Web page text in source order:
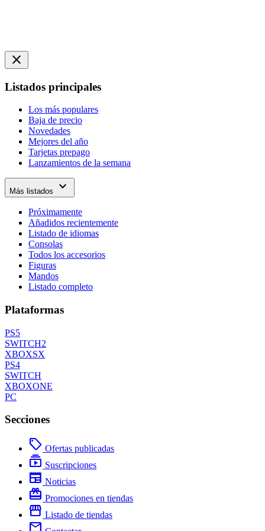
close
Listados principales
Los más populares
Baja de precio
Novedades
Mejores del año
Tarjetas prepago
Lanzamientos de la semana
Más listados expand_more
Próximamente
Añadidos recientemente
Listado de idiomas
Consolas
Todos los accesorios
Figuras
Mandos
Listado completo
Plataformas
PS5
SWITCH2
XBOXSX
PS4
SWITCH
XBOXONE
PC
Secciones
local_offer Ofertas publicadas
subscriptions Suscripciones
newspaper Noticias
redeem Promociones en tiendas
storefront Listado de tiendas
mail